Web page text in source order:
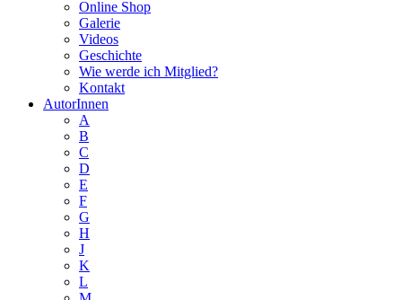
Online Shop
Galerie
Videos
Geschichte
Wie werde ich Mitglied?
Kontakt
AutorInnen
A
B
C
D
E
F
G
H
J
K
L